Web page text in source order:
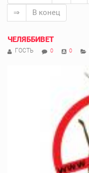
⇒
В конец
ЧЕЛЯББИВЕТ
ГОСТЬ 0 0